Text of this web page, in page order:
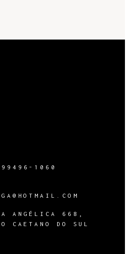
1060
ANGÉLICA 668,
CAETANO DO SUL